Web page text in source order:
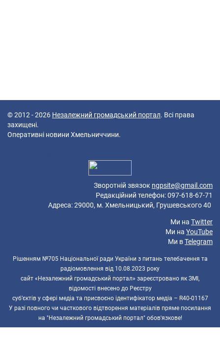
© 2012 - 2026 Незалежний громадський портал. Всі права
захищені.
Оперативні новини Хмельниччини.
Зворотній звязок ngpsite@gmail.com
Редакційний телефон: 097-618-67-71
Адреса: 29000, м. Хмельницький, Грушевського 40
Ми на Twitter
Ми на YouTube
Ми вTelegram
Рішенням №705 Національної ради України з питань телебачення та
радіомовлення від 10.08.2023 року
сайт «Незалежний громадський портал» зареєстровано як ЗМІ,
відомості внесено до Реєстру
суб’єктів у сфері медіа та присвоєно ідентифікатор медіа – R40-01167
У разі повного чи часткового відтворення матеріалів пряме посилання
на "Незалежний громадський портал" обов'язкове!